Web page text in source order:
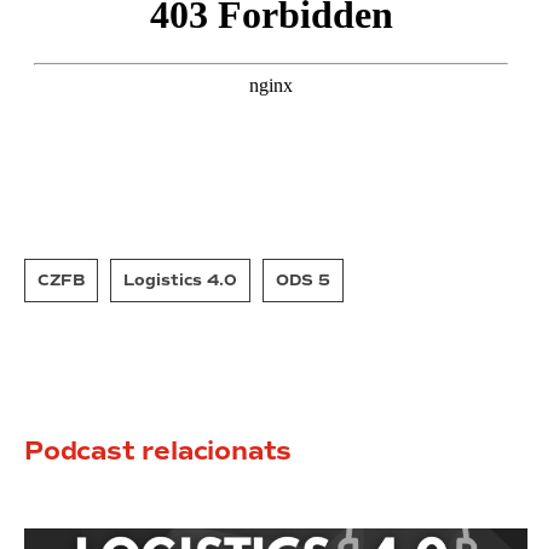
CZFB Logistics 4.0 ODS 5
Podcast relacionats